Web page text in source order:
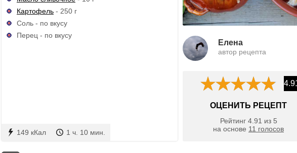
Картофель - 250 г
Соль - по вкусу
Перец - по вкусу
149 кКал 1 ч. 10 мин.
Елена
автор рецепта
ОЦЕНИТЬ РЕЦЕПТ
Рейтинг 4.91 из 5
на основе 11 голосов